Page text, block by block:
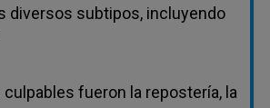
diversos subtipos, incluyendo
fueron la repostería, la